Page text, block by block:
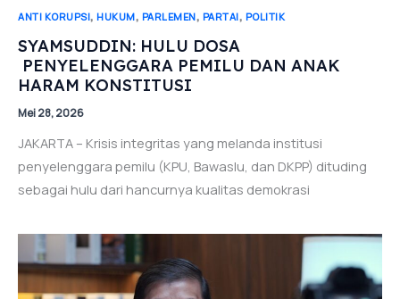
ANTI KORUPSI, HUKUM, PARLEMEN, PARTAI, POLITIK
SYAMSUDDIN: HULU DOSA
PENYELENGGARA PEMILU DAN ANAK
HARAM KONSTITUSI
Mei 28, 2026
JAKARTA – Krisis integritas yang melanda institusi
penyelenggara pemilu (KPU, Bawaslu, dan DKPP) dituding
sebagai hulu dari hancurnya kualitas demokrasi